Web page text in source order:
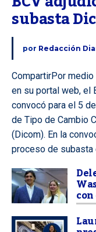
subasta
por Redacción
CompartirPor
en su portal web, el
convocó para el 5
de Tipo de Cambio
(Dicom). En la
proceso de subasta